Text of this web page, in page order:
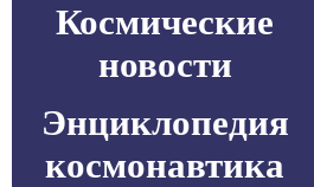
Космические
новости
Энциклопедия
космонавтика